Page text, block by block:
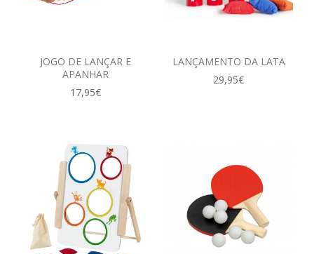
JOGO DE LANÇAR E
APANHAR
17,95€
LANÇAMENTO DA LATA
29,95€